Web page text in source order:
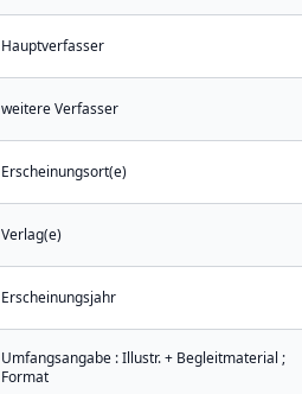
Hauptverfasser
weitere Verfasser
Erscheinungsort(e)
Verlag(e)
Erscheinungsjahr
Umfangsangabe : Illustr. + Begleitmaterial ;
Format